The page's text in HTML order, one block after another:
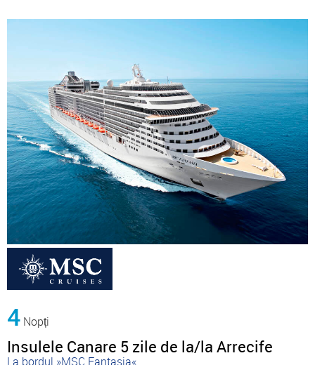
4 Nopți
Insulele Canare 5 zile de la/la Arrecife
La bordul »MSC Fantasia«